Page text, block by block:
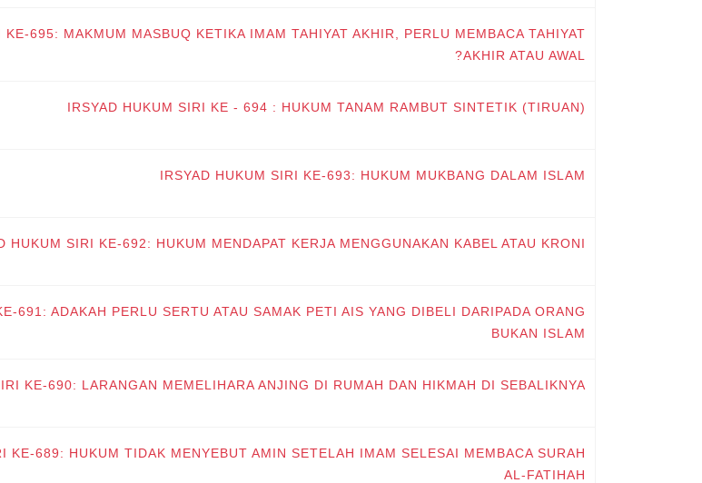
KE-695: MAKMUM MASBUQ KETIKA IMAM TAHIYAT AKHIR, PERLU MEMBACA TAHIYAT
AKHIR ATAU AWAL?
IRSYAD HUKUM SIRI KE - 694 : HUKUM TANAM RAMBUT SINTETIK (TIRUAN)
IRSYAD HUKUM SIRI KE-693: HUKUM MUKBANG DALAM ISLAM
HUKUM SIRI KE-692: HUKUM MENDAPAT KERJA MENGGUNAKAN KABEL ATAU KRONI
691: ADAKAH PERLU SERTU ATAU SAMAK PETI AIS YANG DIBELI DARIPADA ORANG
BUKAN ISLAM
KE-690: LARANGAN MEMELIHARA ANJING DI RUMAH DAN HIKMAH DI SEBALIKNYA
KE-689: HUKUM TIDAK MENYEBUT AMIN SETELAH IMAM SELESAI MEMBACA SURAH
AL-FATIHAH